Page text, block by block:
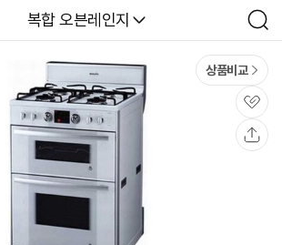
다나와
복합 오븐레인지
검
색
상품비교
관
심